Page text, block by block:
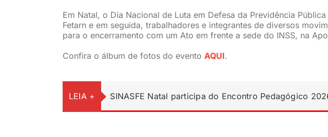
Em Natal, o Dia Nacional de Luta em Defesa da Previdência
Fetarn e em seguida, trabalhadores e integrantes de diversos
para o encerramento com um Ato em frente a sede do INSS, na
Confira o álbum de fotos do evento AQUI.
LEIA + SINASFE Natal participa do Encontro Pedagógico